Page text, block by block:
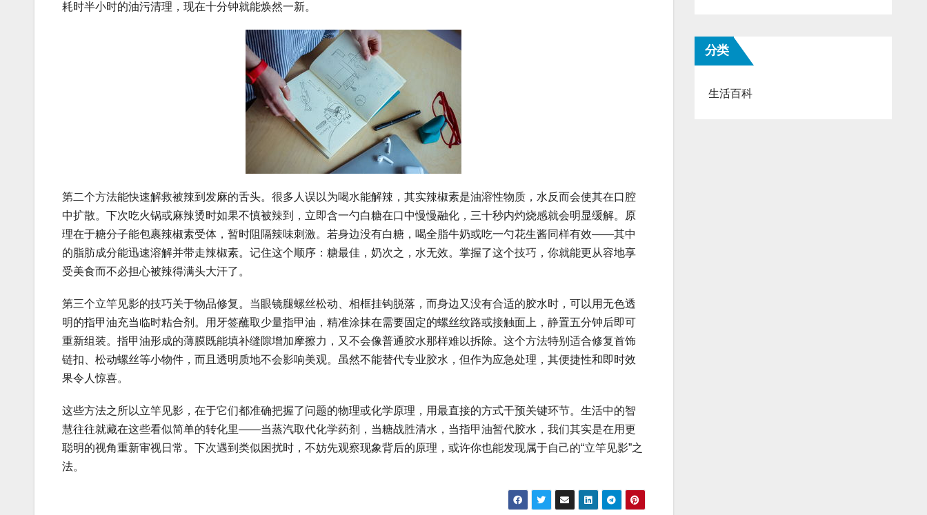
耗时半小时的油污清理，现在十分钟就能焕然一新。
第二个方法能快速解救被辣到发麻的舌头。很多人误以为喝水能解辣，其实辣椒素是油溶性物质，水反而会使其在口腔
中扩散。下次吃火锅或麻辣烫时如果不慎被辣到，立即含一勺白糖在口中慢慢融化，三十秒内灼烧感就会明显缓解。原
理在于糖分子能包裹辣椒素受体，暂时阻隔辣味刺激。若身边没有白糖，喝全脂牛奶或吃一勺花生酱同样有效——其中
的脂肪成分能迅速溶解并带走辣椒素。记住这个顺序：糖最佳，奶次之，水无效。掌握了这个技巧，你就能更从容地享
受美食而不必担心被辣得满头大汗了。
第三个立竿见影的技巧关于物品修复。当眼镜腿螺丝松动、相框挂钩脱落，而身边又没有合适的胶水时，可以用无色透
明的指甲油充当临时粘合剂。用牙签蘸取少量指甲油，精准涂抹在需要固定的螺丝纹路或接触面上，静置五分钟后即可
重新组装。指甲油形成的薄膜既能填补缝隙增加摩擦力，又不会像普通胶水那样难以拆除。这个方法特别适合修复首饰
链扣、松动螺丝等小物件，而且透明质地不会影响美观。虽然不能替代专业胶水，但作为应急处理，其便捷性和即时效
果令人惊喜。
这些方法之所以立竿见影，在于它们都准确把握了问题的物理或化学原理，用最直接的方式干预关键环节。生活中的智
慧往往就藏在这些看似简单的转化里——当蒸汽取代化学药剂，当糖战胜清水，当指甲油暂代胶水，我们其实是在用更
聪明的视角重新审视日常。下次遇到类似困扰时，不妨先观察现象背后的原理，或许你也能发现属于自己的“立竿见影”之
法。
分类
生活百科